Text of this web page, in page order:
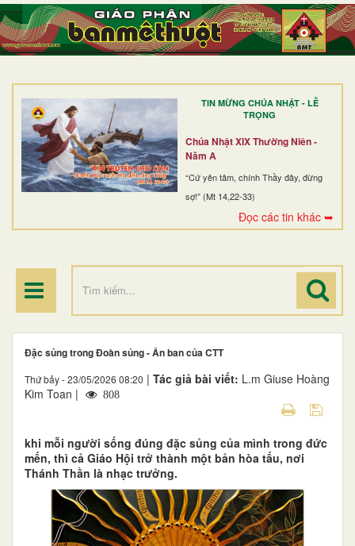
TIN MỪNG CHÚA NHẬT - LỄ
TRỌNG
Chúa Nhật XIX Thường Niên -
Năm A
“Cứ yên tâm, chính Thầy đây, đừng
sợ!” (Mt 14,22-33)
Đọc các tin khác ➥
TRANG NHẤT
GIỚI THIỆU
DÒNG TU
BAN MỤC VỤ
ĐOÀN THỂ CG
ĐIỂM HÀNH HƯƠNG
Đặc sủng trong Đoàn sủng - Ân ban của CTT
Thứ bảy - 23/05/2026 08:20 | Tác giả bài viết: L.m Giuse Hoàng
Kim Toan |
808
khi mỗi người sống đúng đặc sủng của mình trong đức
mến, thì cả Giáo Hội trở thành một bản hòa tấu, nơi
Thánh Thần là nhạc trưởng.